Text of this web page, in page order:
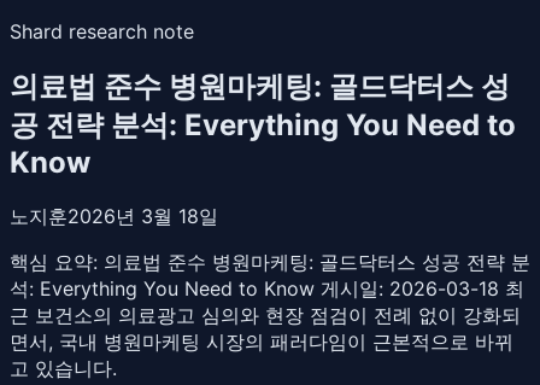
Shard research note
의료법 준수 병원마케팅: 골드닥터스 성
공 전략 분석: Everything You Need to
Know
노지훈2026년 3월 18일
핵심 요약: 의료법 준수 병원마케팅: 골드닥터스 성공 전략 분
석: Everything You Need to Know 게시일: 2026-03-18 최
근 보건소의 의료광고 심의와 현장 점검이 전례 없이 강화되
면서, 국내 병원마케팅 시장의 패러다임이 근본적으로 바뀌
고 있습니다.